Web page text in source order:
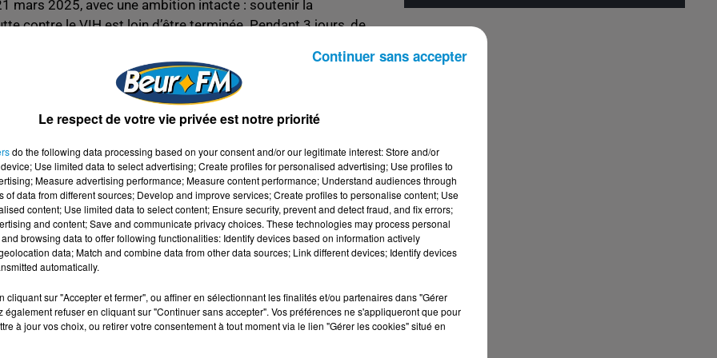
mars 2025, avec une ambition intacte : soutenir la
contre le VIH est loin d’être terminée. Pendant 3 jours, de
et bénévoles vont unir leurs voix pour sensibiliser le
en France. En 2023, environ 5 500 nouvelles infections
épidémique persistante et une hausse du dépistage.
soit un million de plus qu’en 2022. Malgré cette vigilance
statut sérologique selon Santé publique France.
personnes vivent avec le virus, et chaque année, plus de
dans cette mobilisation. Ce samedi 22 mars, France 2
le Sidaction », enregistré au théâtre Marigny et présenté par
Le respect de votre vie privée est notre priorité
do the following data processing based on your consent and/or our legitimate interest: Store and/or
Use limited data to select advertising; Create profiles for personalised advertising; Use profiles to
Measure advertising performance; Measure content performance; Understand audiences through
of data from different sources; Develop and improve services; Create profiles to personalise content; Use
content; Use limited data to select content; Ensure security, prevent and detect fraud, and fix errors;
and content; Save and communicate privacy choices. These technologies may process personal
browsing data to offer following functionalities: Identify devices based on information actively
data; Match and combine data from other data sources; Link different devices; Identify devices
automatically.
cliquant sur "Accepter et fermer", ou affiner en sélectionnant les finalités et/ou partenaires dans "Gérer
également refuser en cliquant sur "Continuer sans accepter". Vos préférences ne s'appliqueront que pour
à jour vos choix, ou retirer votre consentement à tout moment via le lien "Gérer les cookies" situé en
Continuer sans accepter